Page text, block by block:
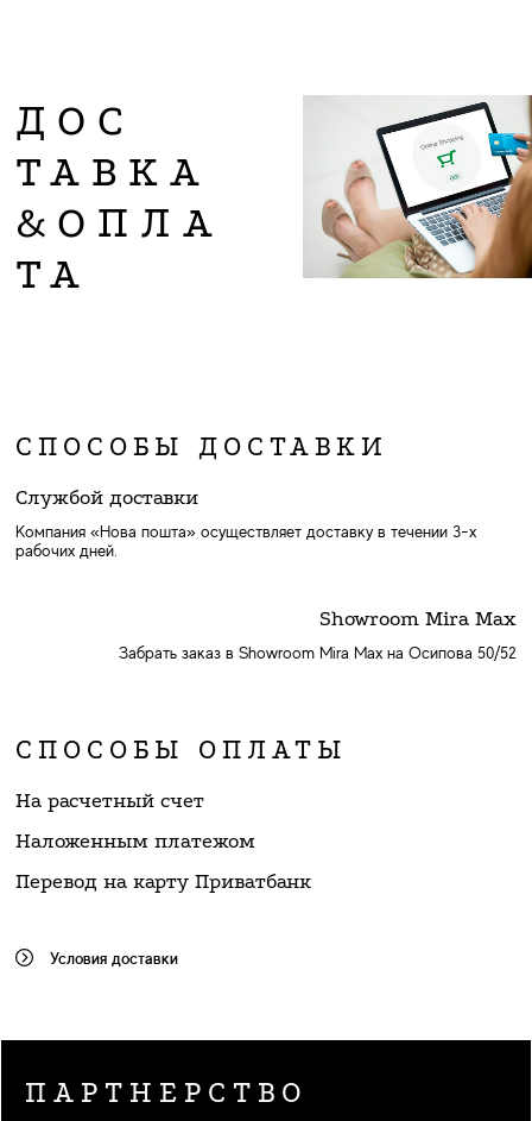
ДОС
ТАВКА
&ОПЛА
ТА
СПОСОБЫ ДОСТАВКИ
Службой доставки
Компания «Нова пошта» осуществляет доставку в течении 3-х
рабочих дней.
Showroom Mira Max
Забрать заказ в Showroom Mira Max на Осипова 50/52
СПОСОБЫ ОПЛАТЫ
На расчетный счет
Наложенным платежом
Перевод на карту Приватбанк
Условия доставки
ПАРТНЕРСТВО